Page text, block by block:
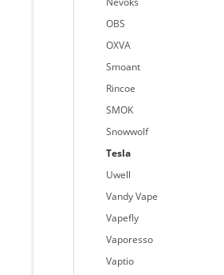
OBS
OXVA
Smoant
Rincoe
SMOK
Snowwolf
Tesla
Uwell
Vandy Vape
Vapefly
Vaporesso
Vaptio